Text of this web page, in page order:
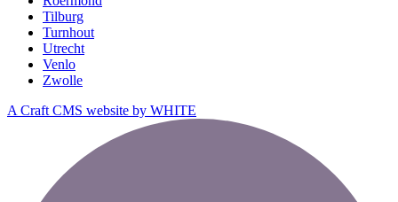
Tilburg
Turnhout
Utrecht
Venlo
Zwolle
A Craft CMS website by WHITE